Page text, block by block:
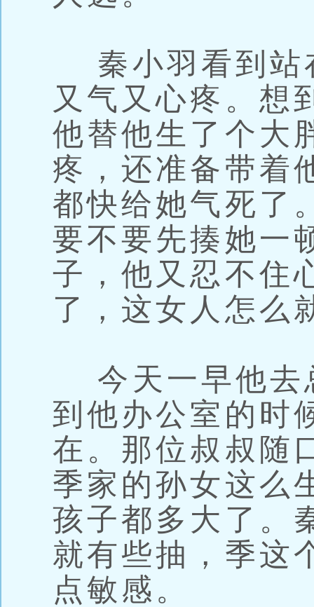
秦小羽看到站
又气又心疼。想
他替他生了个大
疼，还准备带着
都快给她气死了
要不要先揍她一
子，他又忍不住
了，这女人怎么
今天一早他去
到他办公室的时
在。那位叔叔随
季家的孙女这么
孩子都多大了。
就有些抽，季这
点敏感。